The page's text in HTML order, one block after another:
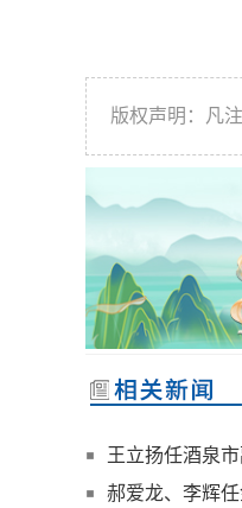
版权声明：凡
王立扬任酒泉
郝爱龙、李辉